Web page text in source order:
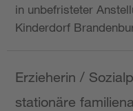
in unbefristeter
Kinderdorf
Erzieherin /
stationäre